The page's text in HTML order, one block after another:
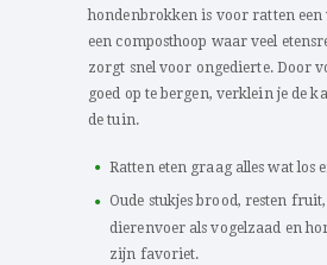
hondenbrokken is voor ratten een
een composthoop waar veel
zorgt snel voor ongedierte. Door
goed op te bergen, verklein je de
de tuin.
Ratten eten graag alles wat los
Oude stukjes brood, resten
dierenvoer als vogelzaad en
zijn favoriet.